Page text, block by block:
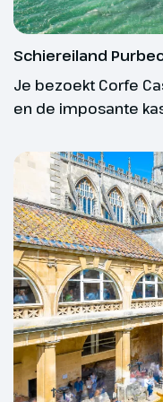
Schiereiland
Je bezoekt Corfe
en de imposante
Dag 3
voor
De
als uitgangspunt.
Wat is er fijner
doorgaat? Bij
afhankelijk van
we je zoveel
bieden wij reizen
Dit zijn reizen
geschiedenis en
kunnen zeggen